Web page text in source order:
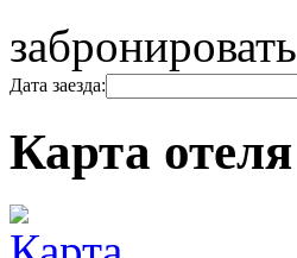
забронировать
Дата заезда:
Карта отеля